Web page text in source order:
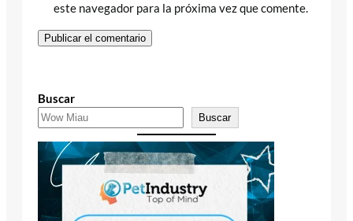
este navegador para la próxima vez que comente.
Buscar
Buscar